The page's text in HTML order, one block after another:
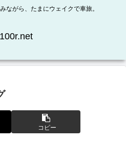
ながら、たまにウェイクで車旅。
コピー